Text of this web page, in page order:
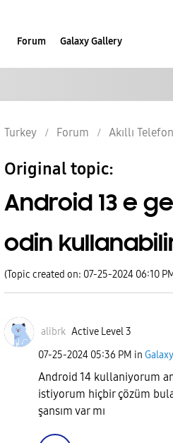
Forum Galaxy Gallery
Turkey Forum Akıllı
Original topic:
Android 13 e
odin
(Topic created on: 07-25-2024 06:10
alibrk Active Level 3
‎07-25-2024 05:36 PM in
Android 14 kullaniyorum
istiyorum hiçbir çözüm
şansım var mı